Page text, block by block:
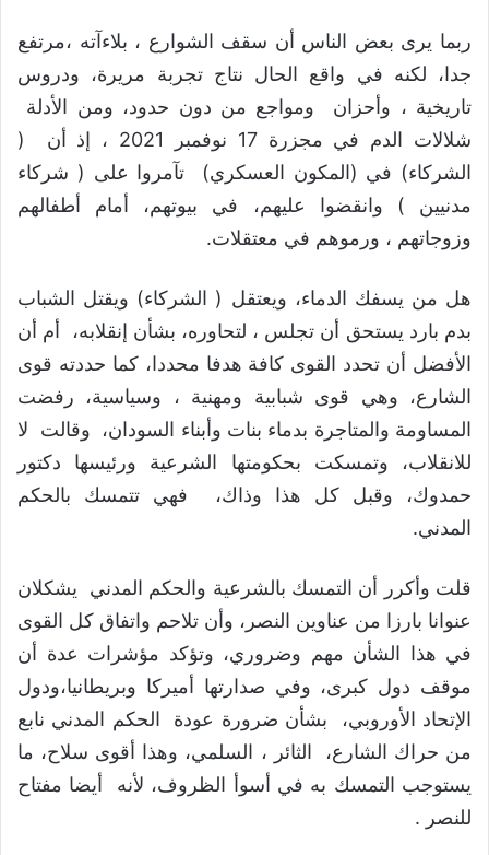
ربما يرى بعض الناس أن سقف الشوارع ، بلاءآته ،مرتفع
جدا، لكنه في واقع الحال نتاج تجربة مريرة، ودروس
تاريخية ، وأحزان ومواجع من دون حدود، ومن الأدلة
شلالات الدم في مجزرة 17 نوفمبر 2021 ، إذ أن (
الشركاء) في (المكون العسكري) تآمروا على ( شركاء
مدنيين ) وانقضوا عليهم، في بيوتهم، أمام أطفالهم
وزوجاتهم ، ورموهم في معتقلات.
هل من يسفك الدماء، ويعتقل ( الشركاء) ويقتل الشباب
بدم بارد يستحق أن تجلس ، لتحاوره، بشأن إنقلابه، أم أن
الأفضل أن تحدد القوى كافة هدفا محددا، كما حددته قوى
الشارع، وهي قوى شبابية ومهنية ، وسياسية، رفضت
المساومة والمتاجرة بدماء بنات وأبناء السودان، وقالت لا
للانقلاب، وتمسكت بحكومتها الشرعية ورئيسها دكتور
حمدوك، وقبل كل هذا وذاك، فهي تتمسك بالحكم
المدني.
قلت وأكرر أن التمسك بالشرعية والحكم المدني يشكلان
عنوانا بارزا من عناوين النصر، وأن تلاحم واتفاق كل القوى
في هذا الشأن مهم وضروري، وتؤكد مؤشرات عدة أن
موقف دول كبرى، وفي صدارتها أميركا وبريطانيا،ودول
الإتحاد الأوروبي، بشأن ضرورة عودة الحكم المدني نابع
من حراك الشارع، الثائر ، السلمي، وهذا أقوى سلاح، ما
يستوجب التمسك به في أسوأ الظروف، لأنه أيضا مفتاح
للنصر .